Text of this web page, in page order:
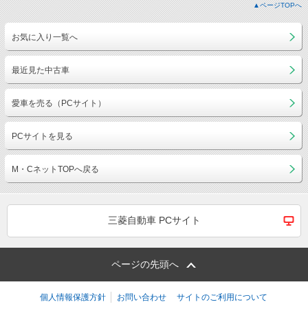
▲ページTOPへ
お気に入り一覧へ
最近見た中古車
愛車を売る（PCサイト）
PCサイトを見る
M・CネットTOPへ戻る
三菱自動車 PCサイト
ページの先頭へ
個人情報保護方針 お問い合わせ サイトのご利用について